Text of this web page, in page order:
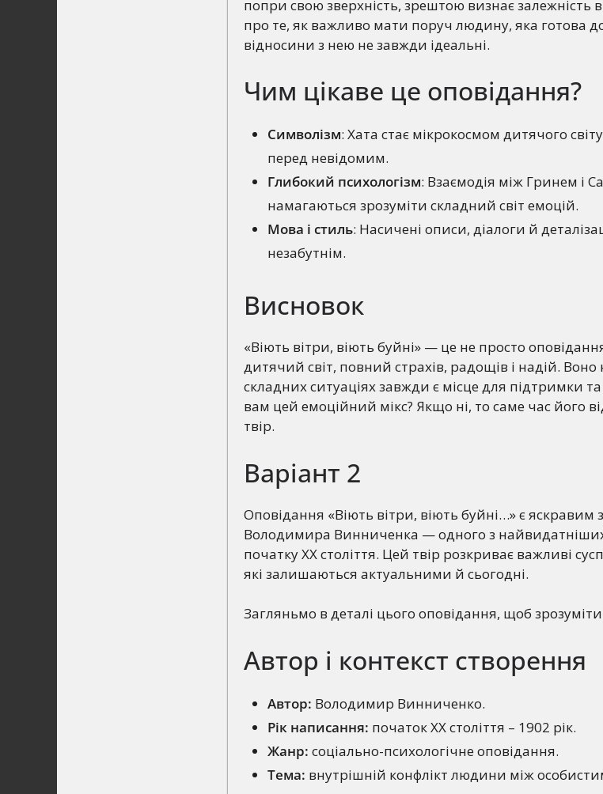
попри свою зверхність, зрештою визнає залежність
про те, як важливо мати поруч людину, яка готова
відносини з нею не завжди ідеальні.
Чим цікаве це оповідання?
Символізм: Хата стає мікрокосмом дитячого
перед невідомим.
Глибокий психологізм: Взаємодія між Гринем і
намагаються зрозуміти складний світ емоцій.
Мова і стиль: Насичені описи, діалоги й
незабутнім.
Висновок
«Віють вітри, віють буйні» — це не просто
дитячий світ, повний страхів, радощів і надій.
складних ситуаціях завжди є місце для підтримки
вам цей емоційний мікс? Якщо ні, то саме час його
твір.
Варіант 2
Оповідання «Віють вітри, віють буйні…» є яскравим
Володимира Винниченка — одного з
початку ХХ століття. Цей твір розкриває важливі
які залишаються актуальними й сьогодні.
Загляньмо в деталі цього оповідання, щоб
Автор і контекст створення
Автор: Володимир Винниченко.
Рік написання: початок ХХ століття – 1902 рік.
Жанр: соціально-психологічне оповідання.
Тема: внутрішній конфлікт людини між